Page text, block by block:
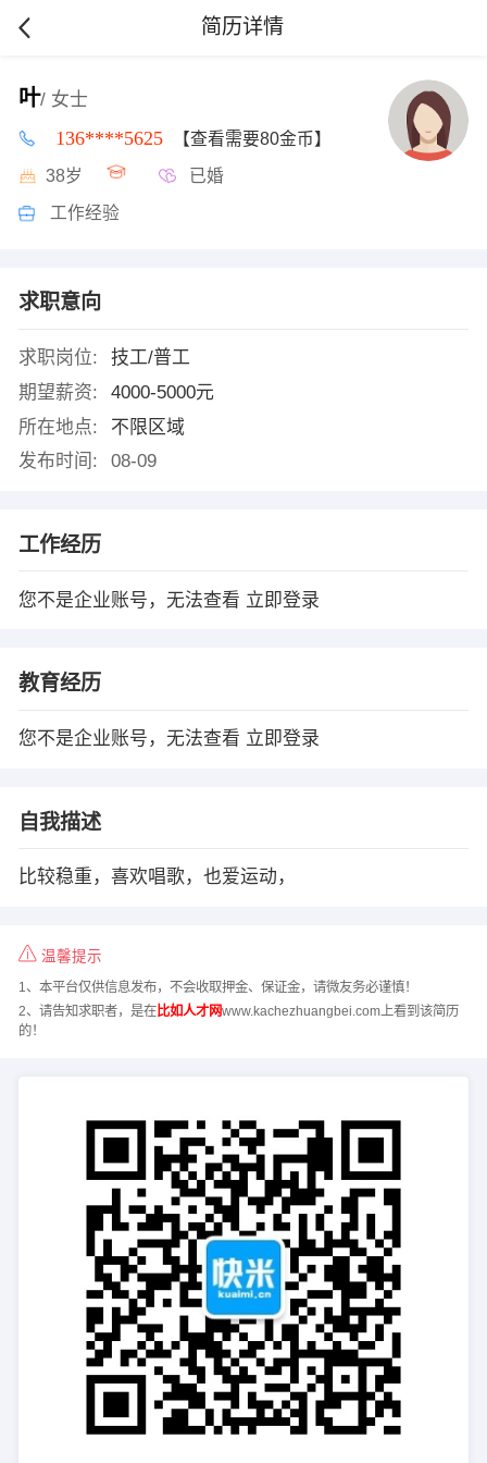
简历详情
叶/ 女士
136****5625 【查看需要80金币】
38岁 已婚
工作经验
求职意向
求职岗位:
技工/普工
期望薪资:
4000-5000元
所在地点:
不限区域
发布时间:
08-09
工作经历
您不是企业账号，无法查看 立即登录
教育经历
您不是企业账号，无法查看 立即登录
自我描述
比较稳重，喜欢唱歌，也爱运动，
温馨提示
1、本平台仅供信息发布，不会收取押金、保证金，请微友务必谨慎！
2、请告知求职者，是在比如人才网www.kachezhuangbei.com上看到该简历
的！